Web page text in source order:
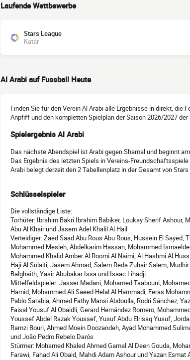
Laufende Wettbewerbe
Stars League
Katar
Al Arabi auf Fussball Heute
Finden Sie für den Verein Al Arabi alle Ergebnisse in direkt,
Anpfiff und den kompletten Spielplan der Saison 2026/2027 der
Spielergebnis Al Arabi
Das nächste Abendspiel ist Arabi gegen Shamal und beginnt
Das Ergebnis des letzten Spiels in Vereins-
Arabi belegt derzeit den 2 Tabellenplatz in der Gesamt von
Schlüsselspieler
Die vollständige Liste:
Torhüter: Ibrahim Bakri Ibrahim Babiker, Loukay Sherif
Abu Al Khair und Jasem Adel Khalil Al Hail
Verteidiger: Zaed Saad Abu Rous Abu Rous, Hussein El Sayed,
Mohammed Mesleh, Abdelkarim Hassan, Mohammed
Mohammed Khalid Amber Al Roomi Al Naimi, Al Hashmi Al
Haji Al Sulaiti, Jasem Ahmad, Salem Reda Zuhair Salem,
Balghaith, Yasir Abubakar Issa und Isaac Lihadji
Mittelfeldspieler: Jasser Madani, Mohamed Taabouni,
Hamid, Mohammed Ali Saeed Helal Al Hammadi, Feras
Pablo Sarabia, Ahmed Fathy Mansi Abdoulla, Rodri Sánchez,
Faisal Yousuf Al Obaidli, Gerard Hernández Romero,
Youssef Abdel Razak Youssef, Yusuf Abdu Elrisaq Yusuf,
Ramzi Bouri, Ahmed Moein Doozandeh, Ayad Mohammed
und João Pedro Rebelo Darós
Stürmer: Mohamed Khaled Ahmed Gamal Al Deen Gouda,
Farawi, Fahad Ali Obaid, Mahdi Adam Ashour und Yazan Esmat